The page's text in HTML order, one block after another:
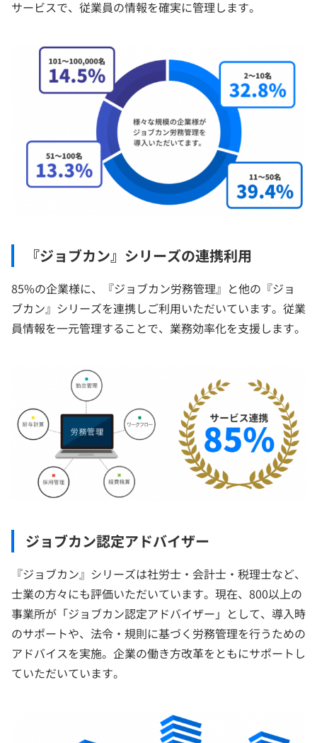
サービスで、従業員の情報を確実に管理します。
『ジョブカン』シリーズの連携利用
85%の企業様に、『ジョブカン労務管理』と他の『ジョ
ブカン』シリーズを連携しご利用いただいています。従業
員情報を一元管理することで、業務効率化を支援します。
ジョブカン認定アドバイザー
『ジョブカン』シリーズは社労士・会計士・税理士など、
士業の方々にも評価いただいています。現在、800以上の
事業所が「ジョブカン認定アドバイザー」として、導入時
のサポートや、法令・規則に基づく労務管理を行うための
アドバイスを実施。企業の働き方改革をともにサポートし
ていただいています。